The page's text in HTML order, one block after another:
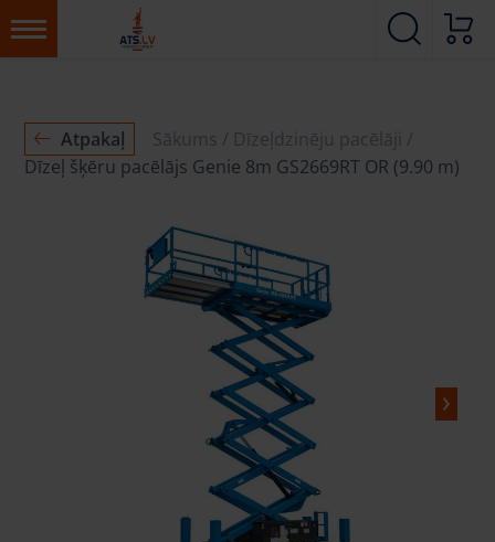
Atpakaļ Sākums
Dīzeļdzinēju pacēlāji
Dīzeļ šķēru pacēlājs Genie 8m GS2669RT OR (9.90 m)